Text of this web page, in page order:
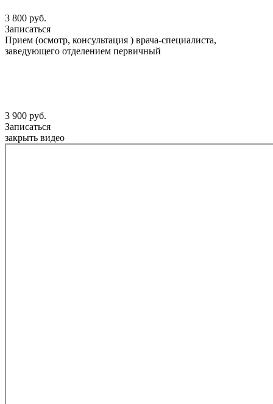
3 800 руб.
Записаться
Прием (осмотр, консультация ) врача-специалиста,
заведующего отделением первичный
3 900 руб.
Записаться
закрыть видео